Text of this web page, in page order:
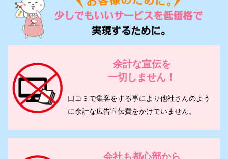
余計な宣伝を
一切しません！
口コミで集客をする事により他社さんのよう
に余計な広告宣伝費をかけていません。